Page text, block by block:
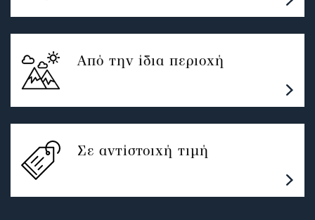
Από την ίδια περιοχή
Σε αντίστοιχή τιμή